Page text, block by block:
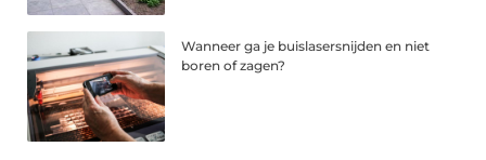
Wanneer ga je buislasersnijden en niet
boren of zagen?